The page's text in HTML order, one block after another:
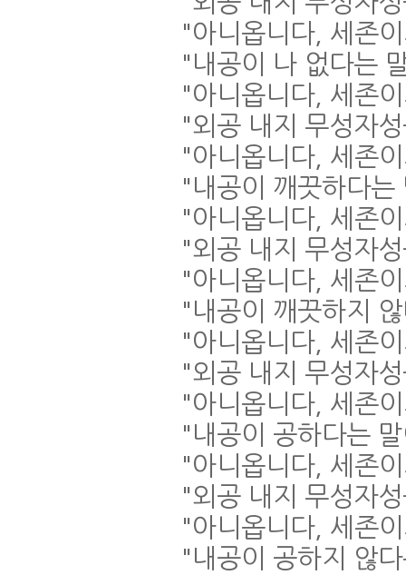
"아니옵니다, 세존
" 내공이 나 없다는
"아니옵니다, 세존
"외공 내지 무성자
"아니옵니다, 세존
" 내공이 깨끗하다
"아니옵니다, 세존
"외공 내지 무성자
"아니옵니다, 세존
" 내공이 깨끗하지
"아니옵니다, 세존
"외공 내지 무성자
"아니옵니다, 세존
" 내공이 공하다는
"아니옵니다, 세존
"외공 내지 무성자
"아니옵니다, 세존
" 내공이 공하지 않